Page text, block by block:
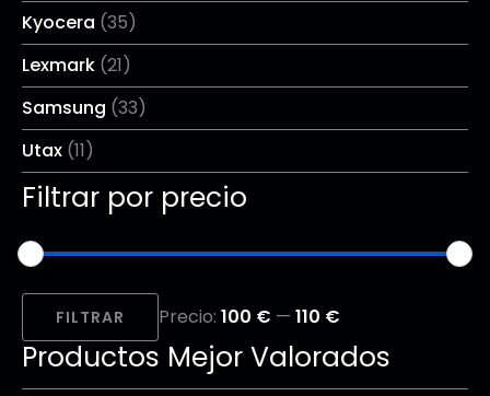
Kyocera (35)
Lexmark (21)
Samsung (33)
Utax (11)
Filtrar por precio
Precio
mínimo
Precio
máximo
FILTRAR Precio: 100 € — 110 €
Productos Mejor Valorados